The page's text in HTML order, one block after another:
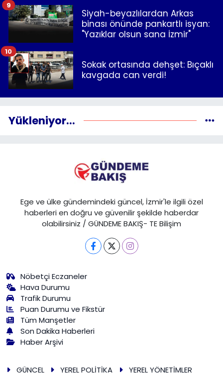
Siyah-beyazlılardan Arkas
binası önünde pankartlı isyan:
"Yazıklar olsun sana İzmir"
9
Sokak ortasında dehşet: Bıçaklı
kavgada can verdi!
10
Yükleniyor...
Ege ve ülke gündemindeki güncel, İzmir'le ilgili özel
haberleri en doğru ve güvenilir şekilde haberdar
olabilirsiniz / GÜNDEME BAKIŞ- TE Bilişim
Nöbetçi Eczaneler
Hava Durumu
Trafik Durumu
Puan Durumu ve Fikstür
Tüm Manşetler
Son Dakika Haberleri
Haber Arşivi
GÜNCEL YEREL POLİTİKA
YEREL YÖNETİMLER